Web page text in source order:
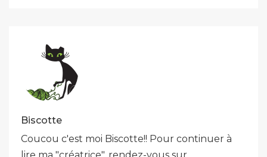
Biscotte
Coucou c'est moi Biscotte!! Pour continuer à